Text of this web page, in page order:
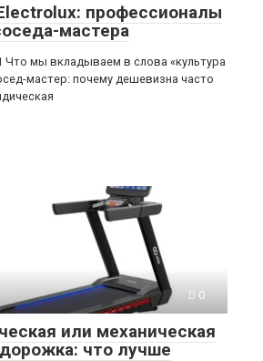
профессионалы
мастера
Что мы вкладываем в слова «культура
мастер: почему дешевизна часто
0
или механическая
что лучше